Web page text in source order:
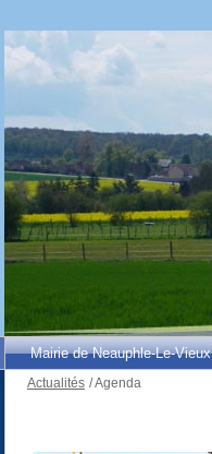
Mairie de Neauphle-Le-Vieux
Actualités /Agenda